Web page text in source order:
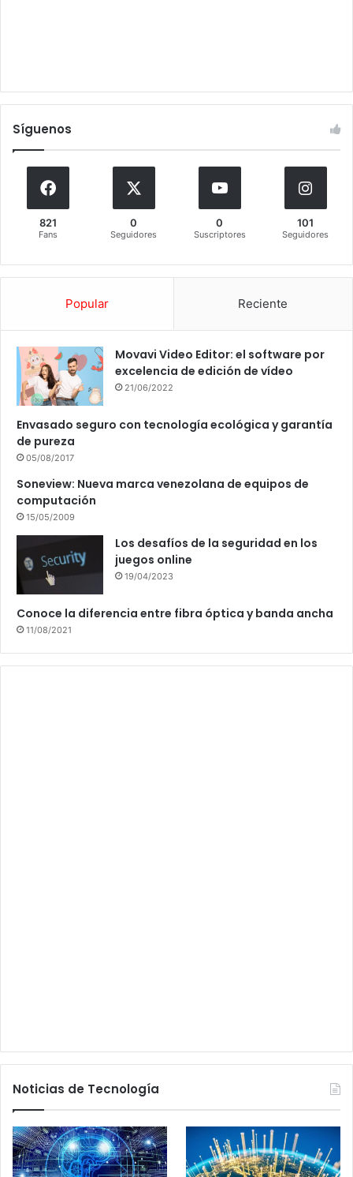
Síguenos
821
Fans
0
Seguidores
0
Suscriptores
101
Seguidores
Popular Reciente
Movavi Video Editor: el software por
excelencia de edición de vídeo
21/06/2022
Envasado seguro con tecnología ecológica y garantía
de pureza
05/08/2017
Soneview: Nueva marca venezolana de equipos de
computación
15/05/2009
Los desafíos de la seguridad en los
juegos online
19/04/2023
Conoce la diferencia entre fibra óptica y banda ancha
11/08/2021
Noticias de Tecnología